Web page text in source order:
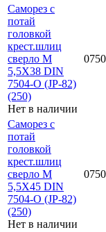
Саморез с
потай
головкой
крест.шлиц
сверло М
5,5Х38 DIN
7504-O (JP-82)
(250)
Нет в наличии
Саморез с
потай
головкой
крест.шлиц
сверло М
5,5Х45 DIN
7504-O (JP-82)
(250)
Нет в наличии